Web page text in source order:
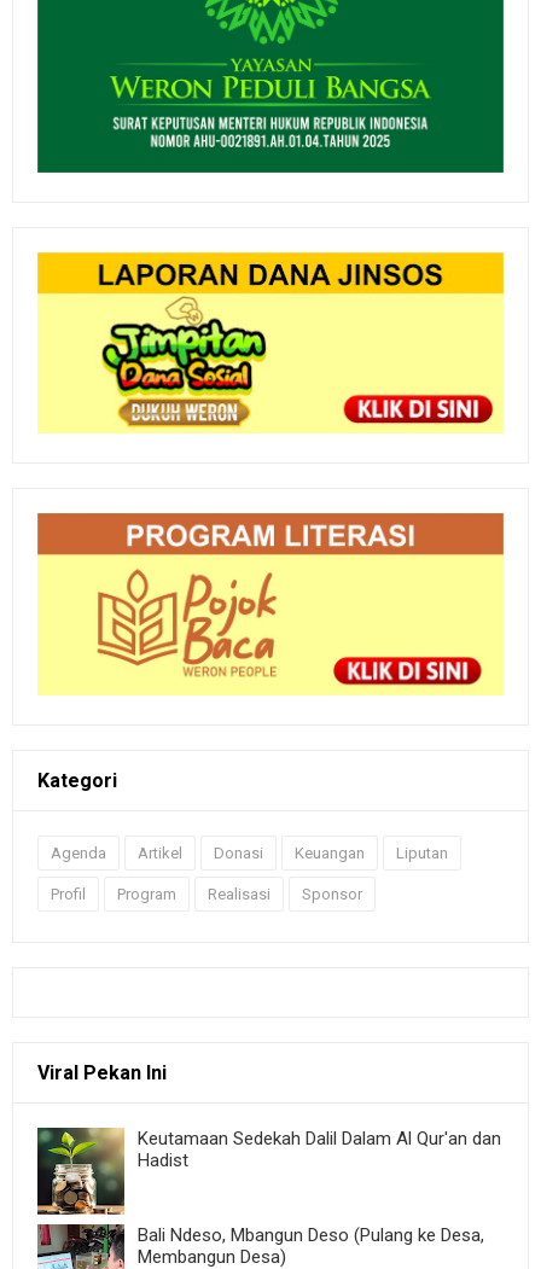
Kategori
Agenda Artikel Donasi Keuangan Liputan
Profil Program Realisasi Sponsor
Viral Pekan Ini
Keutamaan Sedekah Dalil Dalam Al Qur'an dan
Hadist
Bali Ndeso, Mbangun Deso (Pulang ke Desa,
Membangun Desa)